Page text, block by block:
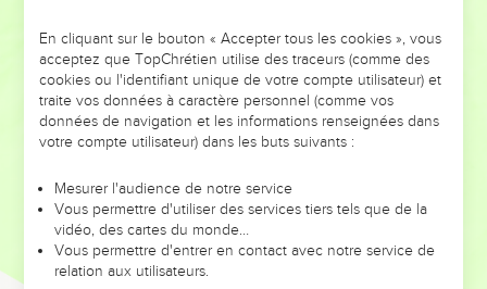
NE MANQUEZ PAS L’ÉVÉNEMENT
DE L’ANNÉE !
ET SI LEURS ERREURS POUVAIENT VOUS ÉVITER LES
VOTRES ?
leur foi ou leur vision. Mais on voit moins les doutes, les erreurs
et les saisons difficiles qu'ils ont traversés, alors même que ce
sont elles qui les ont façonnés.
Dans cette conférence, leaders, entrepreneurs, et responsables
En cliquant sur le bouton « Accepter tous les cookies », vous
acceptez que TopChrétien utilise des traceurs (comme des
cookies ou l'identifiant unique de votre compte utilisateur) et
traite vos données à caractère personnel (comme vos
données de navigation et les informations renseignées dans
votre compte utilisateur) dans les buts suivants :
Mesurer l'audience de notre service
Vous permettre d'utiliser des services tiers tels que de la
vidéo, des cartes du monde…
Vous permettre d'entrer en contact avec notre service de
relation aux utilisateurs.